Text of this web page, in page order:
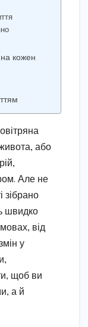
на кожен
або
Але не
зібрано
швидко
від
у
щоб ви
а й